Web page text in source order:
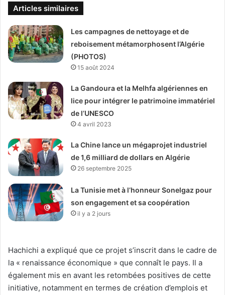
Articles similaires
Les campagnes de nettoyage et de
reboisement métamorphosent l’Algérie
(PHOTOS)
15 août 2024
La Gandoura et la Melhfa algériennes en
lice pour intégrer le patrimoine immatériel
de l’UNESCO
4 avril 2023
La Chine lance un mégaprojet industriel
de 1,6 milliard de dollars en Algérie
26 septembre 2025
La Tunisie met à l’honneur Sonelgaz pour
son engagement et sa coopération
il y a 2 jours
Hachichi a expliqué que ce projet s’inscrit dans le cadre de
la « renaissance économique » que connaît le pays. Il a
également mis en avant les retombées positives de cette
initiative, notamment en termes de création d’emplois et